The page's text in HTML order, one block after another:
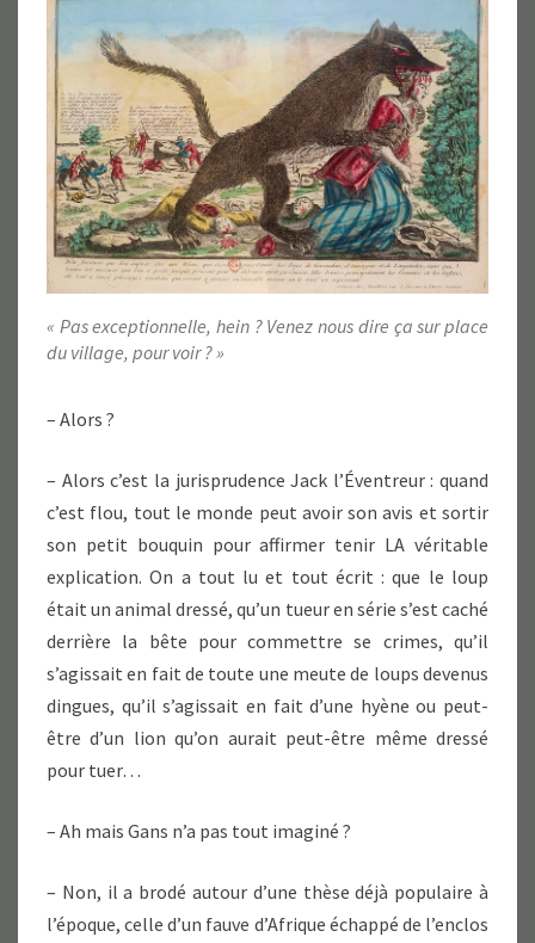
« Pas exceptionnelle, hein ? Venez nous dire ça sur place
du village, pour voir ? »
– Alors ?
– Alors c’est la jurisprudence Jack l’Éventreur : quand
c’est flou, tout le monde peut avoir son avis et sortir
son petit bouquin pour affirmer tenir LA véritable
explication. On a tout lu et tout écrit : que le loup
était un animal dressé, qu’un tueur en série s’est caché
derrière la bête pour commettre se crimes, qu’il
s’agissait en fait de toute une meute de loups devenus
dingues, qu’il s’agissait en fait d’une hyène ou peut-
être d’un lion qu’on aurait peut-être même dressé
pour tuer…
– Ah mais Gans n’a pas tout imaginé ?
– Non, il a brodé autour d’une thèse déjà populaire à
l’époque, celle d’un fauve d’Afrique échappé de l’enclos